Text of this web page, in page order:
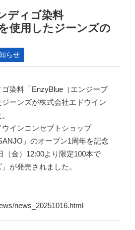
ディゴ染料
使用したジーンズの
らせ
染料「EnzyBlue（エンジーブ
ーンズが株式会社エドウイン
インコンセプトショップ
」のオープン1周年を記念
（金）12:00より限定100本で
が発売されました。
news_20251016.html